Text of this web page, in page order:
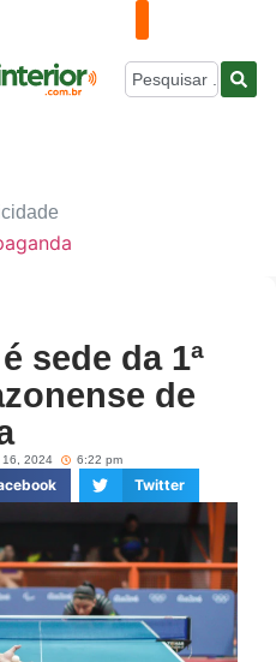
sede da 1ª
de
16, 2024 6:22 pm
Twitter